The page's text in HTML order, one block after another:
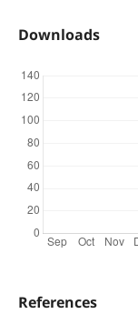
Downloads
References